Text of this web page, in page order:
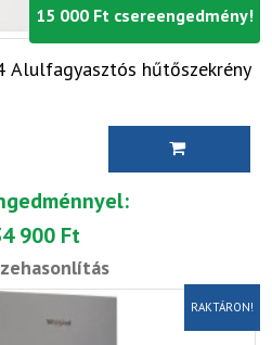
15 000 Ft csereengedmény!
Alulfagyasztós hűtőszekrény
900 Ft
RAKTÁRON!